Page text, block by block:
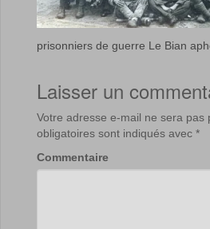
prisonniers de guerre Le Bian
Laisser un
Votre adresse e-mail ne sera pas
obligatoires sont indiqués avec *
Commentaire